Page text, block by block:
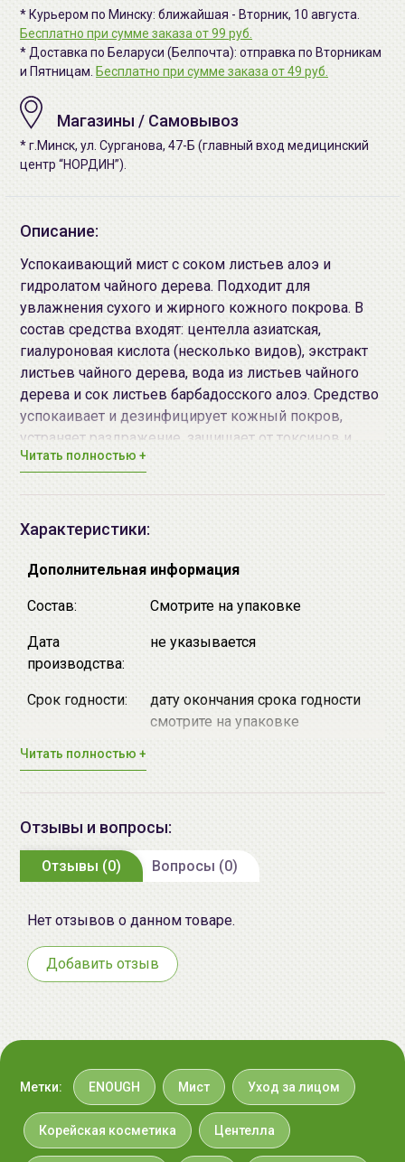
* Курьером по Минску: ближайшая - Вторник, 10 августа.
Бесплатно при сумме заказа от 99 руб.
* Доставка по Беларуси (Белпочта): отправка по Вторникам
и Пятницам. Бесплатно при сумме заказа от 49 руб.
Магазины / Самовывоз
* г.Минск, ул. Сурганова, 47-Б (главный вход медицинский
центр “НОРДИН”).
Описание:
Успокаивающий мист с соком листьев алоэ и
гидролатом чайного дерева. Подходит для
увлажнения сухого и жирного кожного покрова. В
состав средства входят: центелла азиатская,
гиалуроновая кислота (несколько видов), экстракт
листьев чайного дерева, вода из листьев чайного
дерева и сок листьев барбадосского алоэ. Средство
успокаивает и дезинфицирует кожный покров,
устраняет раздражение, защищает от токсинов и
усиливает регенерацию эпидермиса.
также поможет справиться с сухость кожи в
Способ применения:
Равномерно распыляйте мист
на лицо с расстояния примерно 20 см по мере
Читать полностью +
Характеристики:
Дополнительная информация
Состав: Смотрите на упаковке
Дата
производства:
не указывается
Срок годности:
дату окончания срока годности
смотрите на упаковке
Производитель:
Gunpo-si, Gyeonggi-do
Импортер в
Беларусь:
ИП Мигаль Наталья Петровна,
УНП 192179286 Беларусь,
136. www.allcosmetics.by, E-mail:
info@allcosmetics.by,
тел.:+375296131336
Читать полностью +
Отзывы и вопросы:
Отзывы (0) Вопросы (0)
Нет отзывов о данном товаре.
Добавить отзыв
Метки: ENOUGH Мист Уход за лицом
Корейская косметика Центелла